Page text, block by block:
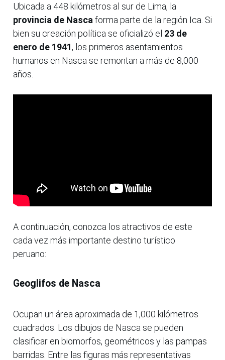
Ubicada a 448 kilómetros al sur de Lima, la
provincia de Nasca forma parte de la región Ica. Si
bien su creación política se oficializó el 23 de
enero de 1941, los primeros asentamientos
humanos en Nasca se remontan a más de 8,000
años.
A continuación, conozca los atractivos de este
cada vez más importante destino turístico
peruano:
Geoglifos de Nasca
Ocupan un área aproximada de 1,000 kilómetros
cuadrados. Los dibujos de Nasca se pueden
clasificar en biomorfos, geométricos y las pampas
barridas. Entre las figuras más representativas